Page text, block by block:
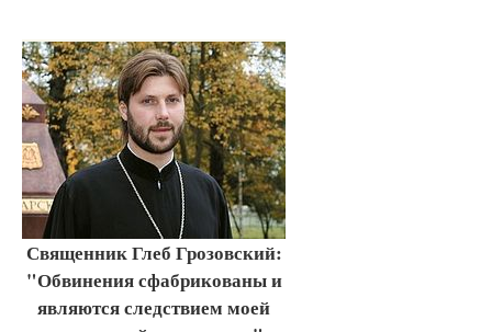
Священник Глеб Грозовский:
"Обвинения сфабрикованы и
являются следствием моей